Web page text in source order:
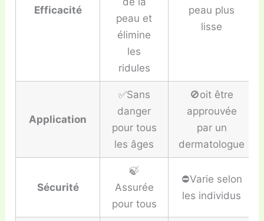
Efficacité
peau et
élimine
les
ridules
peau plus
lisse
Application
✅Sans
danger
pour tous
les âges
🚫oit être
approuvée
par un
dermatologue
Sécurité
🍃
Assurée
pour tous
⛔️Varie selon
les individus